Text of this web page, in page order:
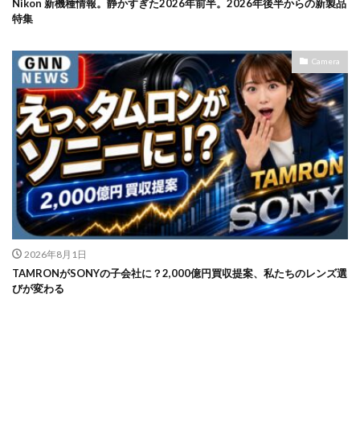
Nikon 新機種情報。静かすぎた2026年前半。2026年後半からの新製品
特集
Camera
2026年8月1日
TAMRONがSONYの子会社に？2,000億円買収提案、私たちのレンズ選
びが変わる